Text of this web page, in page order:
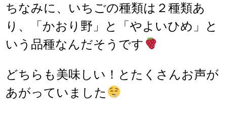
ちなみに、いちごの種類は２種類あ
り、「かおり野」と「やよいひめ」と
いう品種なんだそうです
どちらも美味しい！とたくさんお声が
あがっていました